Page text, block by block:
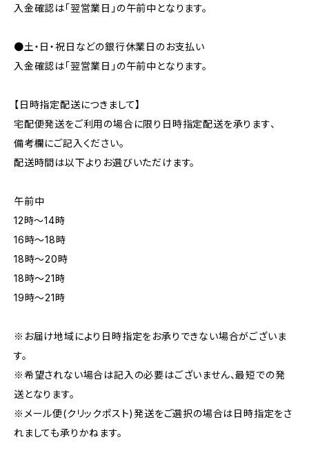
入金確認は「翌営業日」の午前中となります。
●土・日・祝日などの銀行休業日のお支払い
入金確認は「翌営業日」の午前中となります。
【日時指定配送につきまして】
宅配便発送をご利用の場合に限り日時指定配送を承ります、
備考欄にご記入ください。
配送時間は以下よりお選びいただけます。
午前中
12時〜14時
16時〜18時
18時〜20時
18時〜21時
19時〜21時
※お届け地域により日時指定をお承りできない場合がございま
す。
※希望されない場合は記入の必要はございません、最短での発
送となります。
※メール便(クリックポスト)発送をご選択の場合は日時指定をさ
れましても承りかねます。